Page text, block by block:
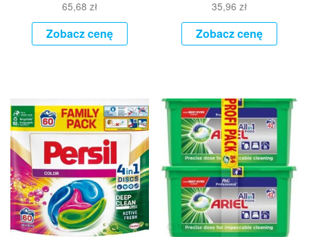
65,68 zł
Zobacz cenę
35,96zł
Zobacz cenę